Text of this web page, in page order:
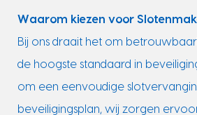
Waarom kiezen voor
Bij ons draait het om
de hoogste standaard in
om een eenvoudige
beveiligingsplan, wij zorgen